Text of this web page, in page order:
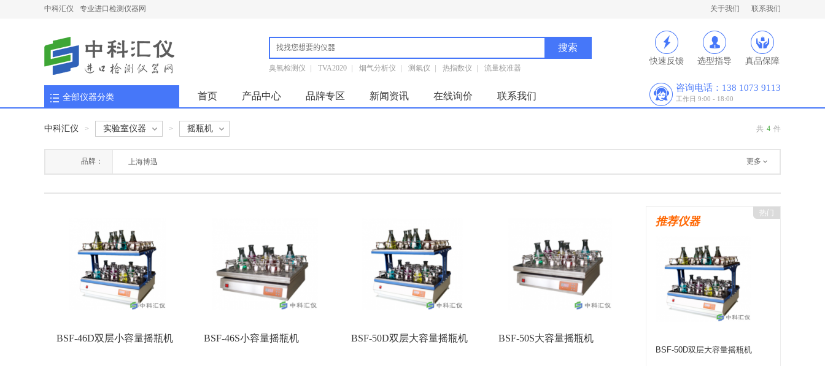
中科汇仪 专业进口检测仪器网 关于我们 联系我们
快速反馈 选型指导 真品保障
臭氧检测仪 TVA2020 烟气分析仪 测氡仪 热指数仪 流量校准器
首页 产品中心 品牌专区 新闻资讯 在线询价 联系我们
咨询电话：138 1073 9113
工作日 9:00 - 18:00
全部仪器分类
共 4 件
中科汇仪 > 实验室仪器 > 摇瓶机
品牌： 上海博迅 更多
BSF-46D双层小容量摇瓶机 BSF-46S小容量摇瓶机 BSF-50D双层大容量摇瓶机 BSF-50S大容量摇瓶机
热门
推荐仪器
BSF-50D双层大容量摇瓶机